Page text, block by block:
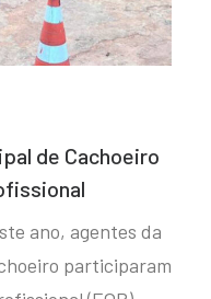
de Cachoeiro
ano, agentes da
participaram